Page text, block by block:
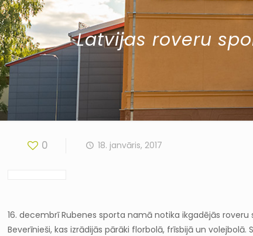
Latvijas roveru
0 18. janvāris, 2017
16. decembrī Rubenes sporta namā notika ikgadējās
Beverīnieši, kas izrādijās pārāki florbolā, frīsbijā un